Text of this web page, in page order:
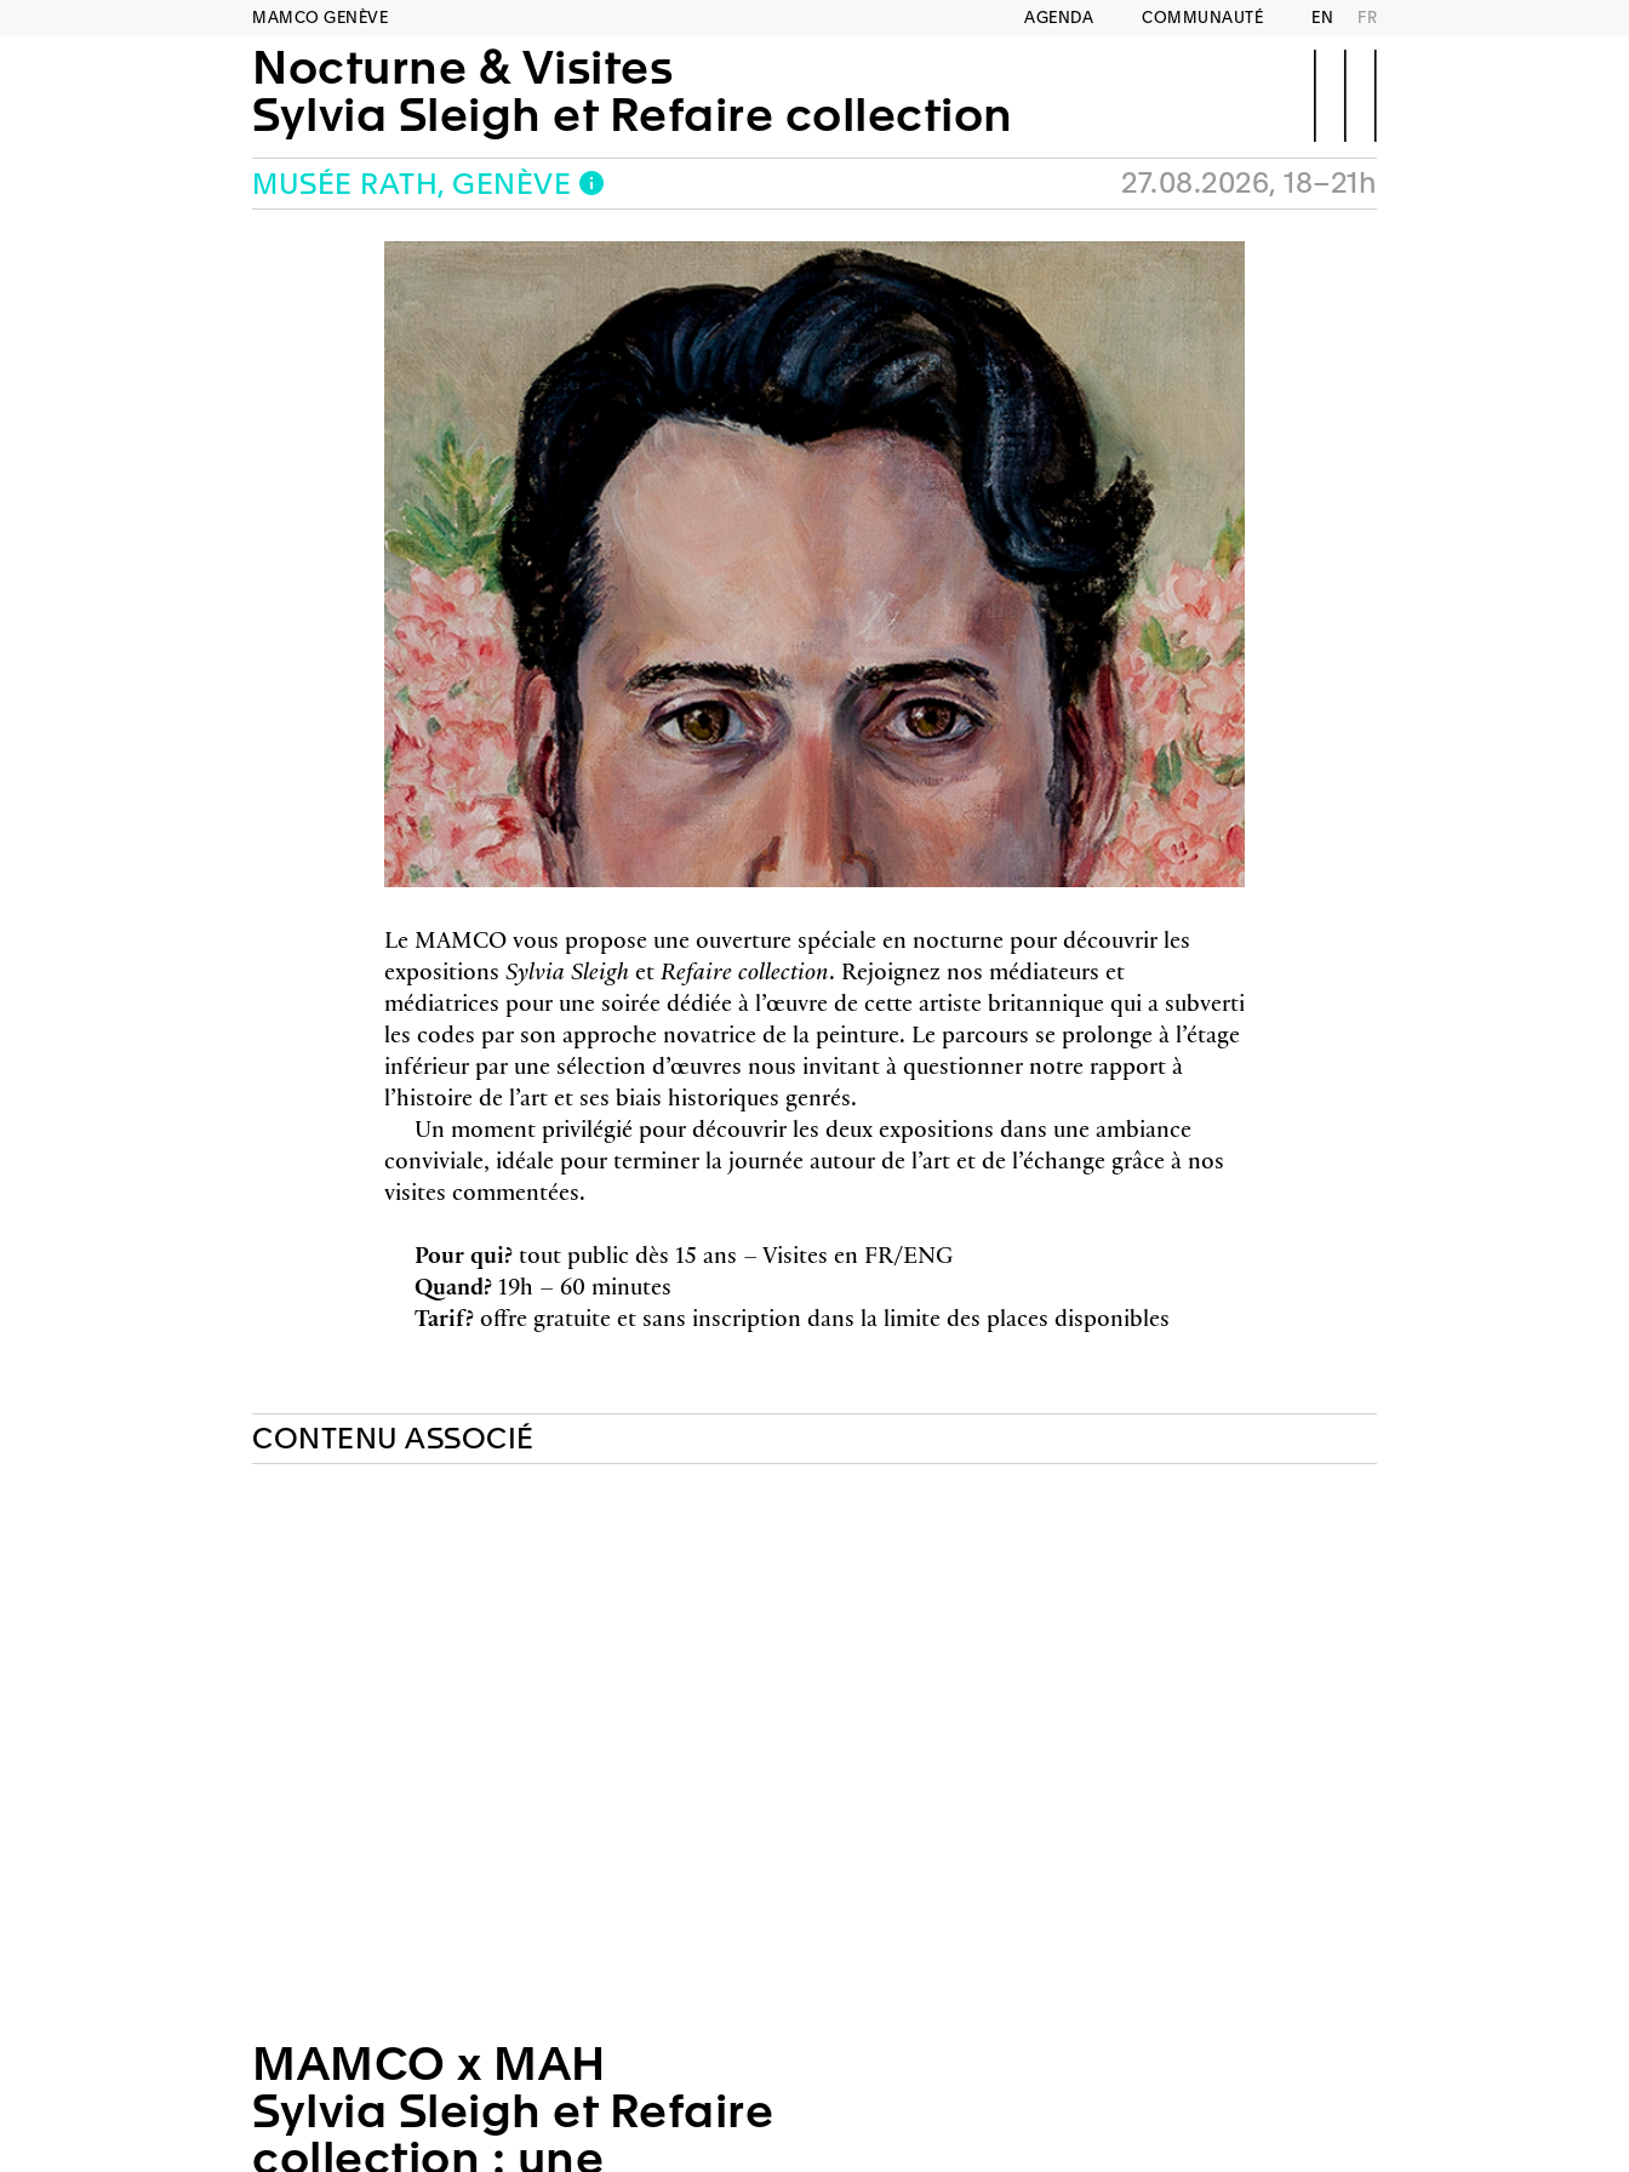
MAMCO GENÈVE AGENDA COMMUNAUTÉ EN FR
Nocturne & Visites
Sylvia Sleigh et Refaire collection
MUSÉE RATH, GENÈVE 27.08.2026, 18–21h
Le MAMCO vous propose une ouverture spéciale en nocturne pour découvrir les
expositions Sylvia SleighetRefaire collection. Rejoignez nos médiateurs et
médiatrices pour une soirée dédiée à l’œuvre de cette artiste britannique qui a subverti
les codes par son approche novatrice de la peinture. Le parcours se prolonge à l’étage
inférieur par une sélection d’œuvres nous invitant à questionner notre rapport à
l’histoire de l’art et ses biais historiques genrés.
Un moment privilégié pour découvrir les deux expositions dans une ambiance
conviviale, idéale pour terminer la journée autour de l’art et de l’échange grâce à nos
visites commentées.
Pour qui?tout public dès 15 ans – Visites en FR/ENG
Quand?19h – 60 minutes
Tarif?offre gratuite et sans inscription dans la limite des places disponibles
CONTENU ASSOCIÉ
MAMCO x MAH
Sylvia Sleigh et Refaire
collection : une